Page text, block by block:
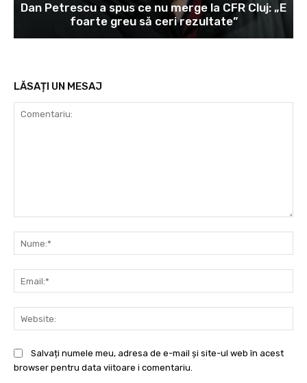
Dan Petrescu a spus ce nu merge la CFR Cluj: „E
foarte greu să ceri rezultate”
LĂSAȚI UN MESAJ
Salvați numele meu, adresa de e-mail și site-ul web în acest
browser pentru data viitoare i comentariu.